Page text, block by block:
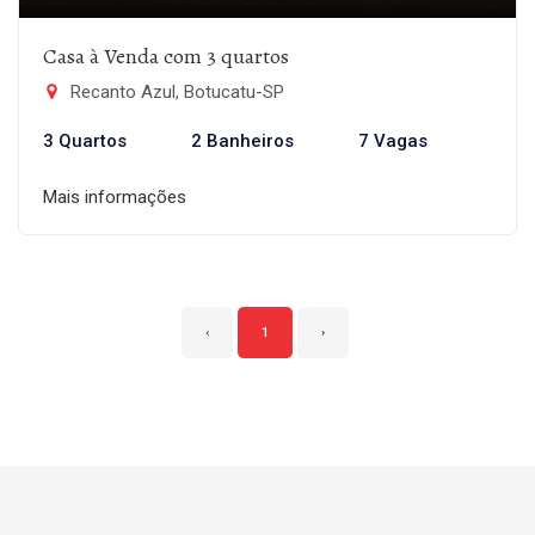
Casa à Venda com 3 quartos
Recanto Azul, Botucatu-SP
3 Quartos 2 Banheiros 7 Vagas
Mais informações
‹ 1 ›